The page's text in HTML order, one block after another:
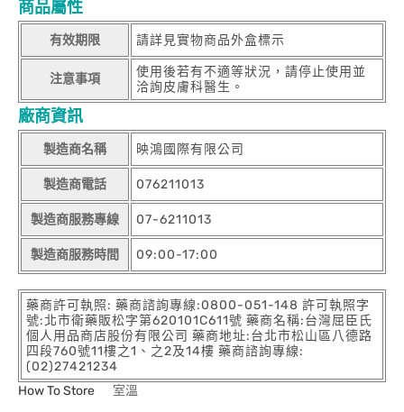
商品屬性
有效期限 請詳見實物商品外盒標示
注意事項
使用後若有不適等狀況，請停止使用並
洽詢皮膚科醫生。
廠商資訊
製造商名稱 映鴻國際有限公司
製造商電話 076211013
製造商服務專線 07-6211013
製造商服務時間 09:00-17:00
藥商許可執照: 藥商諮詢專線:0800-051-148 許可執照字
號:北市衛藥販松字第620101C611號 藥商名稱:台灣屈臣氏
個人用品商店股份有限公司 藥商地址:台北市松山區八德路
四段760號11樓之1、之2及14樓 藥商諮詢專線:
(02)27421234
How To Store
室溫